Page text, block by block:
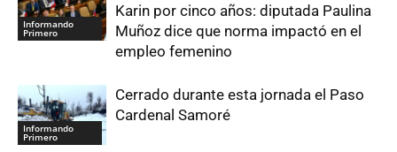
Informando
Primero
Karin por cinco años: diputada Paulina
Muñoz dice que norma impactó en el
empleo femenino
Informando
Primero
Cerrado durante esta jornada el Paso
Cardenal Samoré